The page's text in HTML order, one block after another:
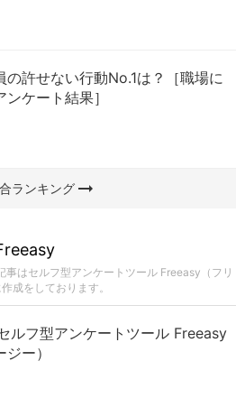
の許せない行動No.1は？［職場に
ケート結果］
ランキングarrow_right_alt
事はセルフ型アンケートツール Freeasy（フリ
成をしております。
ルフ型アンケートツール Freeasy
ジー）